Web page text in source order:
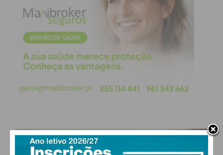
companhias de Teatro pelo país e conta com três
longas metragens já gravadas.
É de Paços de Ferreira ou Paredes, pois os
dois municípios reivindicaram a sua
naturalidade?
Eu sou natural de Sobrosa, concelho de Paredes, a
Paços de Ferreira é no que toca a serviços sempre
foi muito mais próxima, visto geograficamente ser
PAÇOS DE FERREIRA